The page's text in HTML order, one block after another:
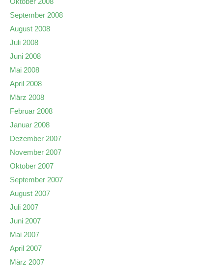
September 2008
August 2008
Juli 2008
Juni 2008
Mai 2008
April 2008
März 2008
Februar 2008
Januar 2008
Dezember 2007
November 2007
Oktober 2007
September 2007
August 2007
Juli 2007
Juni 2007
Mai 2007
April 2007
März 2007